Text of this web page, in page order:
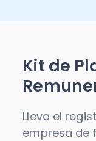
Kit de
Lleva el
empresa de